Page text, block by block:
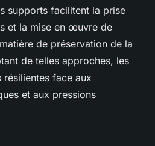
supports facilitent la prise
et la mise en œuvre de
de préservation de la
de telles approches, les
face aux
et aux pressions